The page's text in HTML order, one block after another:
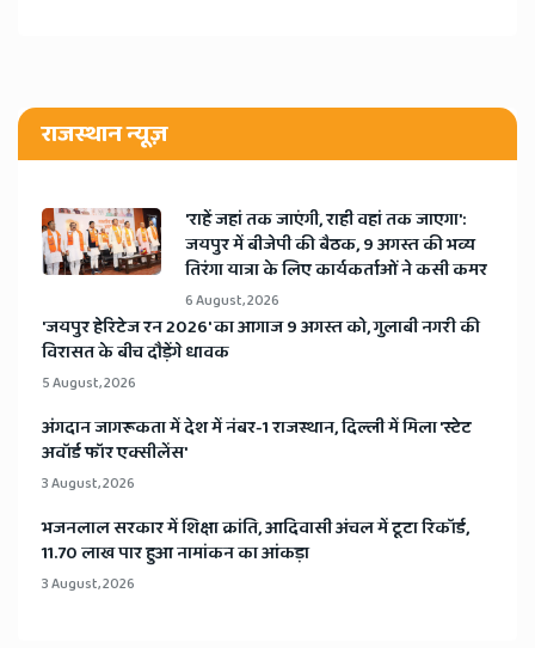
राजस्थान न्यूज़
'राहें जहां तक जाएंगी, राही वहां तक जाएगा':
जयपुर में बीजेपी की बैठक, 9 अगस्त की भव्य
तिरंगा यात्रा के लिए कार्यकर्ताओं ने कसी कमर
6 August, 2026
​'जयपुर हेरिटेज रन 2026' का आगाज 9 अगस्त को, गुलाबी नगरी की
विरासत के बीच दौड़ेंगे धावक
5 August, 2026
अंगदान जागरूकता में देश में नंबर-1 राजस्थान, दिल्ली में मिला 'स्टेट
अवॉर्ड फॉर एक्सीलेंस'
3 August, 2026
भजनलाल सरकार में शिक्षा क्रांति, आदिवासी अंचल में टूटा रिकॉर्ड,
11.70 लाख पार हुआ नामांकन का आंकड़ा
3 August, 2026